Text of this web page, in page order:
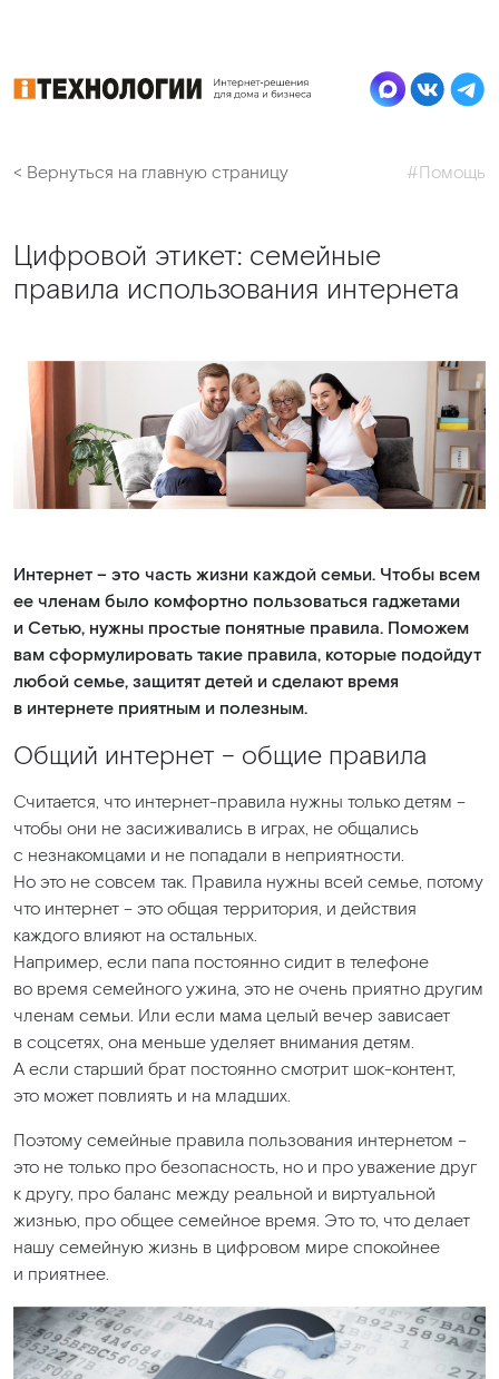
< Вернуться на главную страницу #Помощь
Цифровой этикет: семейные
правила использования интернета
Интернет – это часть жизни каждой семьи. Чтобы всем
ее членам было комфортно пользоваться гаджетами
и Сетью, нужны простые понятные правила. Поможем
вам сформулировать такие правила, которые подойдут
любой семье, защитят детей и сделают время
в интернете приятным и полезным.
Общий интернет – общие правила
Считается, что интернет-правила нужны только детям –
чтобы они не засиживались в играх, не общались
с незнакомцами и не попадали в неприятности.
Но это не совсем так. Правила нужны всей семье, потому
что интернет – это общая территория, и действия
каждого влияют на остальных.
Например, если папа постоянно сидит в телефоне
во время семейного ужина, это не очень приятно другим
членам семьи. Или если мама целый вечер зависает
в соцсетях, она меньше уделяет внимания детям.
А если старший брат постоянно смотрит шок-контент,
это может повлиять и на младших.
Поэтому семейные правила пользования интернетом –
это не только про безопасность, но и про уважение друг
к другу, про баланс между реальной и виртуальной
жизнью, про общее семейное время. Это то, что делает
нашу семейную жизнь в цифровом мире спокойнее
и приятнее.